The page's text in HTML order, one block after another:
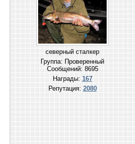
северный сталкер
Группа: Проверенный
Сообщений: 8695
Награды: 167
Репутация: 2080